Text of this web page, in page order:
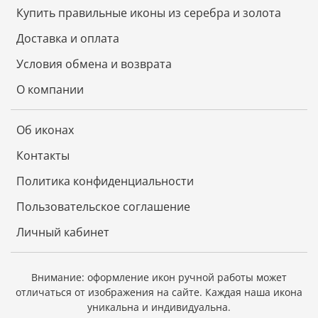
Год водяного Тигра способствует самовыражению,
благоприятен для творчества и искусства.
Тигр ценит семью и семейные узы, поэтому не
забывайте о своих близких.
Удачу в делах, в том числе и финансовых, Тигр дарит
тем, кто рискует осознанно, взвесив все
возможности. Хозяин года любит перемены и эти
перемены будут по большей части к лучшему.
Длина: 29 см.
Высота: 13 см.
Купить правильные иконы из серебра и золота
Доставка и оплата
Условия обмена и возврата
О компании
Об иконах
Контакты
Политика конфиденциальности
Пользовательское соглашение
Личный кабинет
Внимание: оформление икон ручной работы может
отличаться от изображения на сайте. Каждая наша икона
уникальна и индивидуальна.